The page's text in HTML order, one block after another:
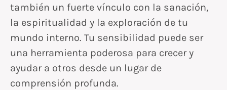
también un fuerte vínculo con la sanación,
la espiritualidad y la exploración de tu
mundo interno. Tu sensibilidad puede ser
una herramienta poderosa para crecer y
ayudar a otros desde un lugar de
comprensión profunda.